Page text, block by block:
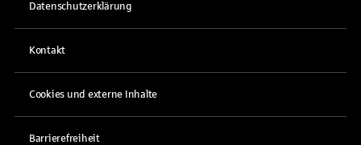
Datenschutzerklärung
Kontakt
Cookies und externe Inhalte
Barrierefreiheit